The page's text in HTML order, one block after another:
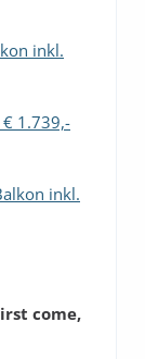
inkl.
1.739,-
inkl.
come,